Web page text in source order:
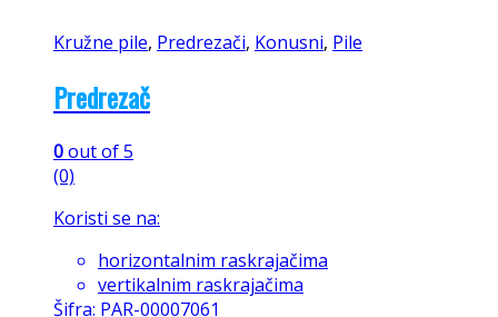
Kružne pile, Predrezači, Konusni, Pile
Predrezač
0out of 5
(0)
Koristi se na:
horizontalnim raskrajačima
vertikalnim raskrajačima
Šifra: PAR-00007061